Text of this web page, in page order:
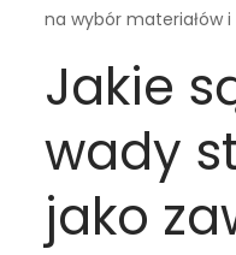
na wybór materiałów
Jakie
wady
jako